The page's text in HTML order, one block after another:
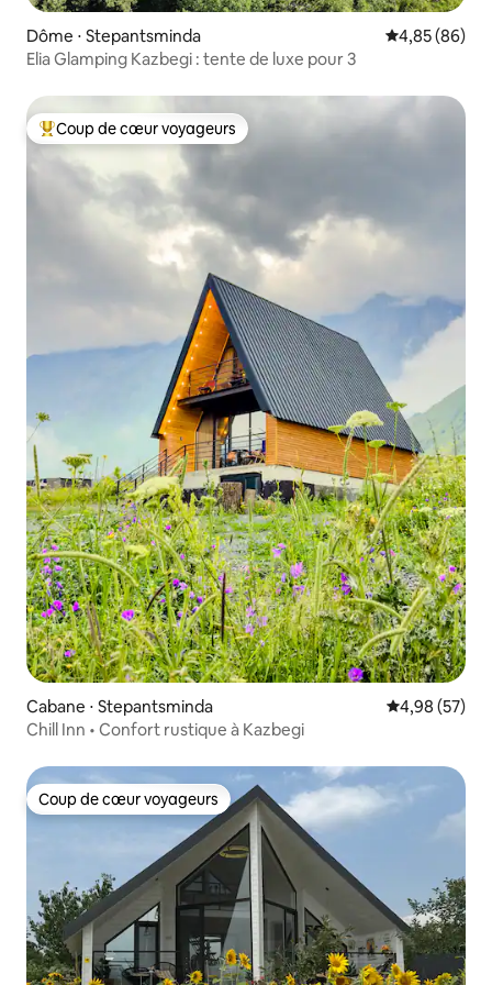
Dôme ⋅ Stepantsminda Évaluation
4,85 (86)
Elia Glamping Kazbegi : tente de luxe pour 3
Coups de cœur voyageurs les plus appréciés
Coup de cœur voyageurs
Cabane ⋅ Stepantsminda Évaluation
4,98 (57)
Chill Inn • Confort rustique à Kazbegi
Coup de cœur voyageurs
Coup de cœur voyageurs